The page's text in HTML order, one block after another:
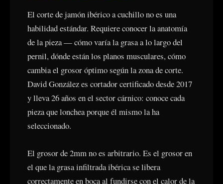
El corte de jamón ibérico a cuchillo no es una
habilidad estándar. Requiere conocer la anatomía
de la pieza — cómo varía la grasa a lo largo del
pernil, dónde están los planos musculares, cómo
cambia el grosor óptimo según la zona de corte.
David González es cortador certificado desde 2017
y lleva 26 años en el sector cárnico: conoce cada
pieza que lonchea porque él mismo la ha
seleccionado.
El grosor de 2mm no es arbitrario. Es el grosor en
el que la grasa infiltrada ibérica se libera
correctamente en boca al fundirse con el calor de la